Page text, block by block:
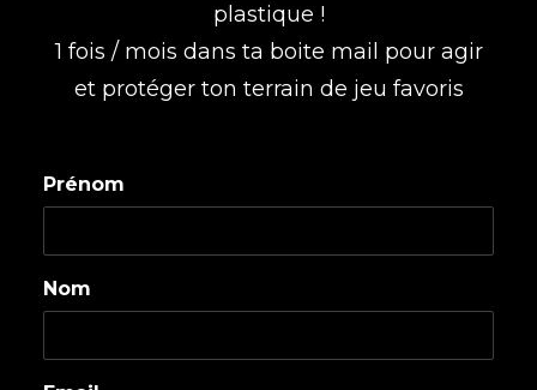
plastique !
1 fois / mois dans ta boite mail pour agir
et protéger ton terrain de jeu favoris
Prénom
Nom